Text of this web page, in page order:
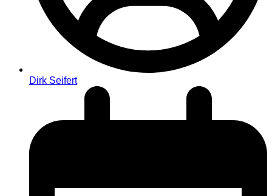
Dirk Seifert